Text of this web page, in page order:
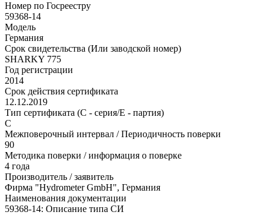
Номер по Госреестру
59368-14
Модель
Германия
Срок свидетельства (Или заводской номер)
SHARKY 775
Год регистрации
2014
Срок действия сертификата
12.12.2019
Тип сертификата (C - серия/E - партия)
C
Межповерочный интервал / Периодичность поверки
90
Методика поверки / информация о поверке
4 года
Производитель / заявитель
Фирма "Hydrometer GmbH", Германия
Наименования документации
59368-14: Описание типа СИ